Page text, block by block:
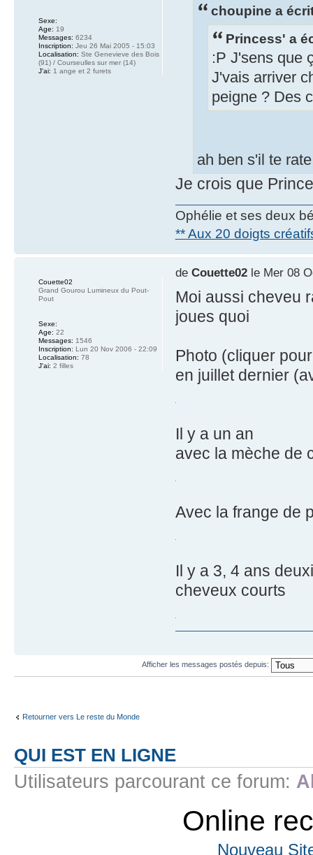
choupine a
Princess' a
:P J'sens que
J'vais arriver
peigne ? Des
ah ben s'il te
Je crois que
Ophélie et ses deux
** Aux 20 doigts
Sexe:
Age: 19
Messages: 6234
Inscription: Jeu 26 Mai 2005 - 15:03
Localisation: Ste Genevieve des Bois
(91) / Courseulles sur mer (14)
J'ai: 1 ange et 2 furets
de Couette02le Mer 08
Moi aussi cheveu
joues quoi
Photo (cliquer
en juillet dernier
Il y a un an
avec la mèche de
Avec la frange de
Il y a 3, 4 ans
cheveux courts
Couette02
Grand Gourou Lumineux du Pout-
Pout
Sexe:
Age: 22
Messages: 1546
Inscription: Lun 20 Nov 2006 - 22:09
Localisation: 78
J'ai: 2 filles
Afficher les messages postés depuis:
Retourner vers Le reste du Monde
QUI EST EN LIGNE
Utilisateurs parcourant ce forum:
Online
Nouveau